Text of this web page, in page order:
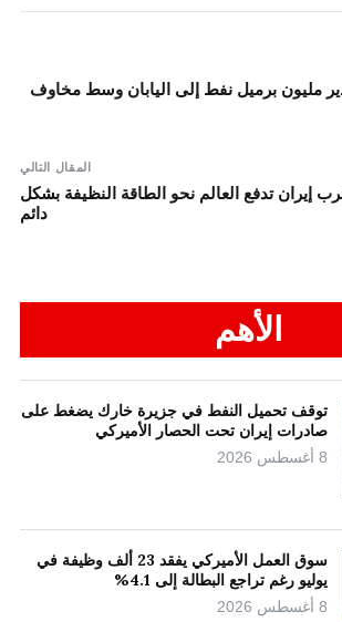
مليون برميل نفط إلى اليابان وسط مخاوف
المقال التالي
إيران تدفع العالم نحو الطاقة النظيفة بشكل
دائم
الأهم
توقف تحميل النفط في جزيرة خارك يضغط على
صادرات إيران تحت الحصار الأميركي
8 أغسطس 2026
سوق العمل الأميركي يفقد 23 ألف وظيفة في
يوليو رغم تراجع البطالة إلى 4.1%
8 أغسطس 2026